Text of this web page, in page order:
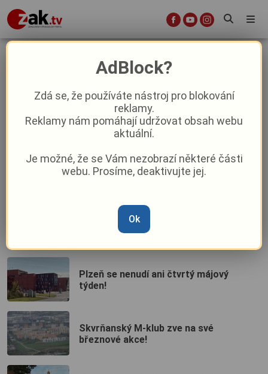
Studenti chebského gymnázia
debatovali v Praze s významnými
osobnostmi filmu, sportu i diplomacie
Jak se druhý víkend v říjnu baví
Karlovarský kraj?
Jak si zpestříte pracovní dny v Plzni?
Plzeň se nenudí ani čtvrtý májový
týden!
Skvrňanský M-klub zve na své
březnové akce!
AdBlock?
Zdá se, že používáte nástroj pro blokování
reklamy.
Reklamy nám pomáhají udržovat obsah webu
aktuální.
Je možné, že se Vám nezobrazí některé části
webu. Prosíme, deaktivujte jej.
Ok